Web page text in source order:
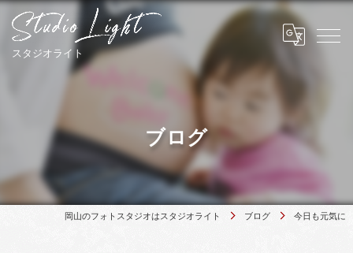
ブログ
岡山のフォトスタジオはスタジオライト ブログ 今日も元気に